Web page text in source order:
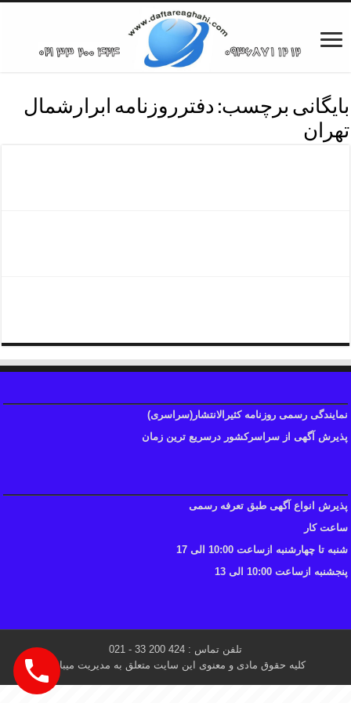
بایگانی برچسب: دفترروزنامه ابرارشمال
تهران
نمایندگی رسمی روزنامه کثیرالانتشار(سراسری)
پذیرش آگهی از سراسرکشور درسریع ترین زمان
پذیرش انواع آگهی طبق تعرفه رسمی
ساعت کار
شنبه تا چهارشنبه ازساعت 10:00 الی 17
پنجشنبه ازساعت 10:00 الی 13
تلفن تماس : 424 200 33 - 021
کلیه حقوق مادی و معنوی این سایت متعلق به مدیریت میباشد